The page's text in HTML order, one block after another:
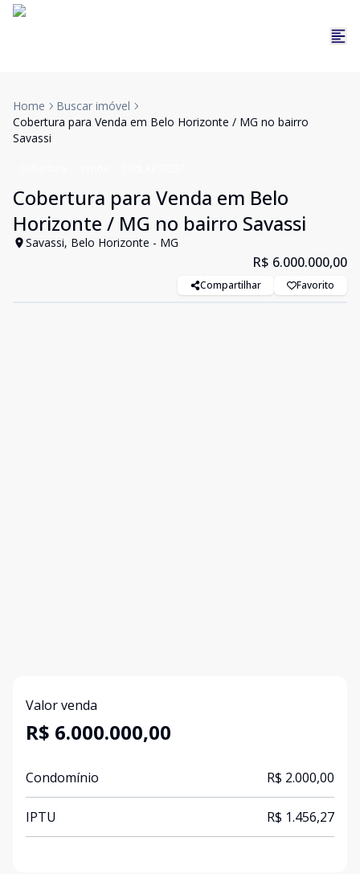
Home
Buscar imóvel
Cobertura para Venda em Belo Horizonte / MG no bairro
Savassi
Cobertura para Venda em Belo
Horizonte / MG no bairro Savassi
Savassi, Belo Horizonte - MG
R$ 6.000.000,00
Compartilhar Favorito
Valor venda
R$ 6.000.000,00
Condomínio R$ 2.000,00
IPTU R$ 1.456,27